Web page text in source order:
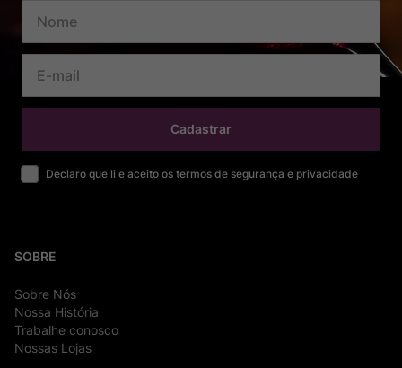
Cadastrar
Declaro que li e aceito os termos de segurança e privacidade
SOBRE
Sobre Nós
Nossa História
Trabalhe conosco
Nossas Lojas